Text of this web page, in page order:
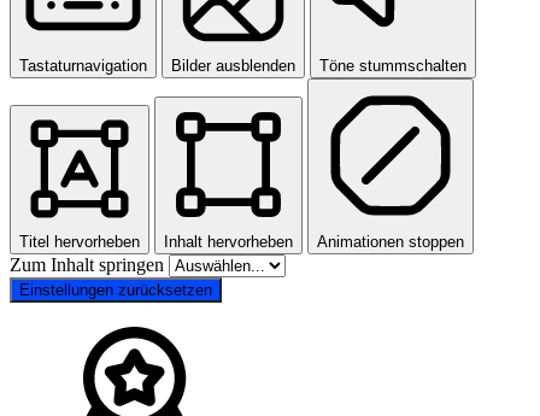
Tastaturnavigation Bilder ausblenden Töne stummschalten
Titel hervorheben Inhalt hervorheben Animationen stoppen
Zum Inhalt springen
Einstellungen zurücksetzen